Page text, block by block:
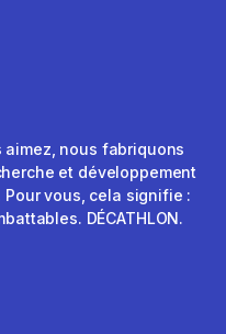
nous fabriquons
et développement
vous, cela signifie :
DÉCATHLON.